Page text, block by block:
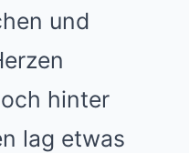
und
hinter
lag etwas